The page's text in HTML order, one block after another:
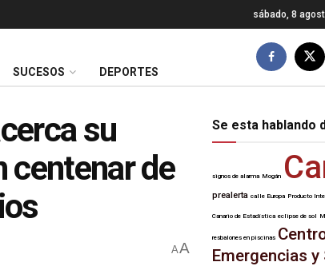
sábado, 8
SUCESOS DEPORTES
su
centenar de
AA
Se esta hablando
signos de alarma Mogán
prealerta calle Europa Producto
Canario de Estadística eclipse de sol
resbalones en piscinas
Emergencias y